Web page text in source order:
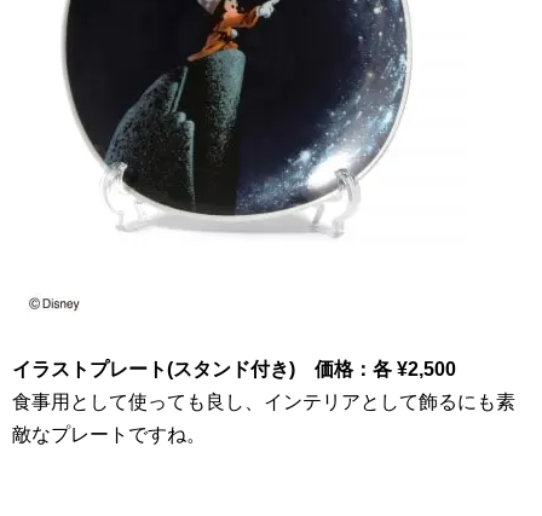
イラストプレート(スタンド付き) 価格：各 ¥2,500
食事用として使っても良し、インテリアとして飾るにも素
敵なプレートですね。